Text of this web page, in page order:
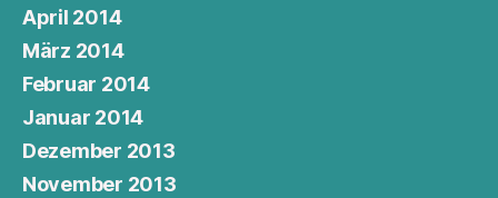
April 2014
März 2014
Februar 2014
Januar 2014
Dezember 2013
November 2013